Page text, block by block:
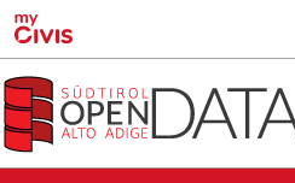
Skip to main content